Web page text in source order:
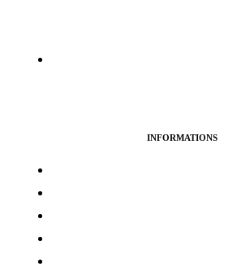
INFORMATIONS